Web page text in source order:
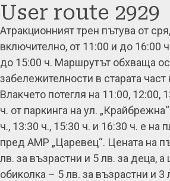
User route 2929
Атракционният трен пътува от
включително, от 11:00 и до 16:00
до 15:00 ч. Маршрутът обхваща
забележителности в старата
Влакчето потегля на 11:00, 12:00,
ч. от паркинга на ул.
ч., 13:30 ч., 15:30 ч. и 16:30 ч. е на
пред АМР „Царевец“. Цената на
лв. за възрастни и 5 лв. за деца, а
обиколка – 5 лв. за възрастни и 3